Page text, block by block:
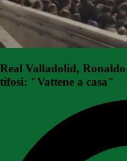
Real Valladolid,
tifosi: "Vattene a casa"